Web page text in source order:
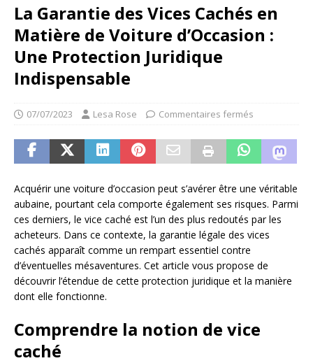
La Garantie des Vices Cachés en
Matière de Voiture d’Occasion :
Une Protection Juridique
Indispensable
07/07/2023 Lesa Rose Commentaires fermés
Acquérir une voiture d’occasion peut s’avérer être une véritable
aubaine, pourtant cela comporte également ses risques. Parmi
ces derniers, le vice caché est l’un des plus redoutés par les
acheteurs. Dans ce contexte, la garantie légale des vices
cachés apparaît comme un rempart essentiel contre
d’éventuelles mésaventures. Cet article vous propose de
découvrir l’étendue de cette protection juridique et la manière
dont elle fonctionne.
Comprendre la notion de vice
caché